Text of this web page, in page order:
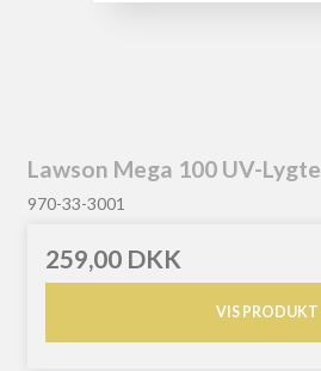
Lawson Mega 100 UV-Lygte
970-33-3001
259,00 DKK
VIS PRODUKT